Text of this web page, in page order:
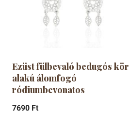
Ezüst fülbevaló bedugós kör
alakú álomfogó
ródiumbevonatos
7690 Ft